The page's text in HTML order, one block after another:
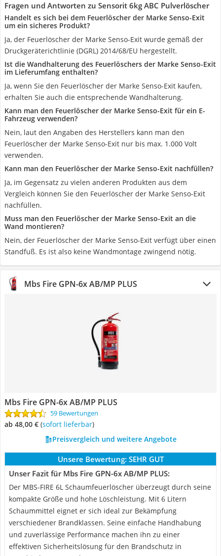
Fragen und Antworten zu Sensorit 6kg ABC Pulverlöscher
Handelt es sich bei dem Feuerlöscher der Marke Senso-Exit
um ein sicheres Produkt?
Ja, der Feuerlöscher der Marke Senso-Exit wurde gemäß der
Druckgeräterichtlinie (DGRL) 2014/68/EU hergestellt.
Ist die Wandhalterung des Feuerlöschers der Marke Senso-Exit
im Lieferumfang enthalten?
Ja, wenn Sie den Feuerlöscher der Marke Senso-Exit kaufen,
erhalten Sie auch die entsprechende Wandhalterung.
Kann man den Feuerlöscher der Marke Senso-Exit für ein E-
Fahrzeug verwenden?
Nein, laut den Angaben des Herstellers kann man den
Feuerlöscher der Marke Senso-Exit nur bis max. 1.000 Volt
verwenden.
Kann man den Feuerlöscher der Marke Senso-Exit nachfüllen?
Ja, im Gegensatz zu vielen anderen Produkten aus dem
Vergleich können Sie den Feuerlöscher der Marke Senso-Exit
nachfüllen.
Muss man den Feuerlöscher der Marke Senso-Exit an die
Wand montieren?
Nein, der Feuerlöscher der Marke Senso-Exit verfügt über einen
Standfuß. Es ist also keine Wandmontage zwingend nötig.
Mbs Fire GPN-6x AB/MP PLUS
Mbs Fire GPN-6x AB/MP PLUS
59 Bewertungen
ab 48,00 € ( Sofort lieferbar)
Preisvergleich und weitere Angebote
Unsere Bewertung: SEHR GUT
Unser Fazit für Mbs Fire GPN-6x AB/MP PLUS:
Der MBS-FIRE 6L Schaumfeuerlöscher überzeugt durch seine
kompakte Größe und hohe Löschleistung. Mit 6 Litern
Schaummittel eignet er sich ideal zur Bekämpfung
verschiedener Brandklassen. Seine einfache Handhabung
und zuverlässige Performance machen ihn zu einer
effektiven Sicherheitslösung für den Brandschutz in